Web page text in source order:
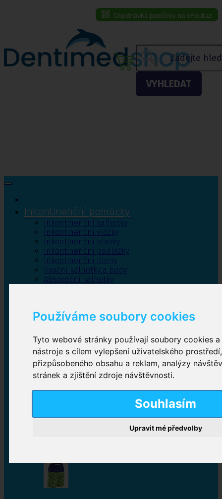
Používáme soubory cookies
Tyto webové stránky používají soubory cookies
nástroje s cílem vylepšení uživatelského
přizpůsobeného obsahu a reklam, analýzy
stránek a zjištění zdroje návštěvnosti.
Souhlasím
Upravit mé předvolby
Objednávka pomůcky na ePoukaz
VYHLEDAT
Inkontinenční pomůcky
Inkontinenční kalhotky
Inkontinenční vložky
Inkontinenční plavky
Inkontinenční podložky
Inkontinenční pleny
Fixační kalhotky a body
Absorpční kalhotky
Inkontinenční kalhotky
Plenkové kalhotky navlékací,Plenkové kalhotky
zalepovací,Inkontinenční kalhotky dámské
Inkontinenční vložky